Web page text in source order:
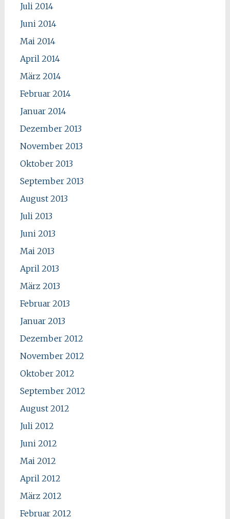
Juli 2014
Juni 2014
Mai 2014
April 2014
März 2014
Februar 2014
Januar 2014
Dezember 2013
November 2013
Oktober 2013
September 2013
August 2013
Juli 2013
Juni 2013
Mai 2013
April 2013
März 2013
Februar 2013
Januar 2013
Dezember 2012
November 2012
Oktober 2012
September 2012
August 2012
Juli 2012
Juni 2012
Mai 2012
April 2012
März 2012
Februar 2012